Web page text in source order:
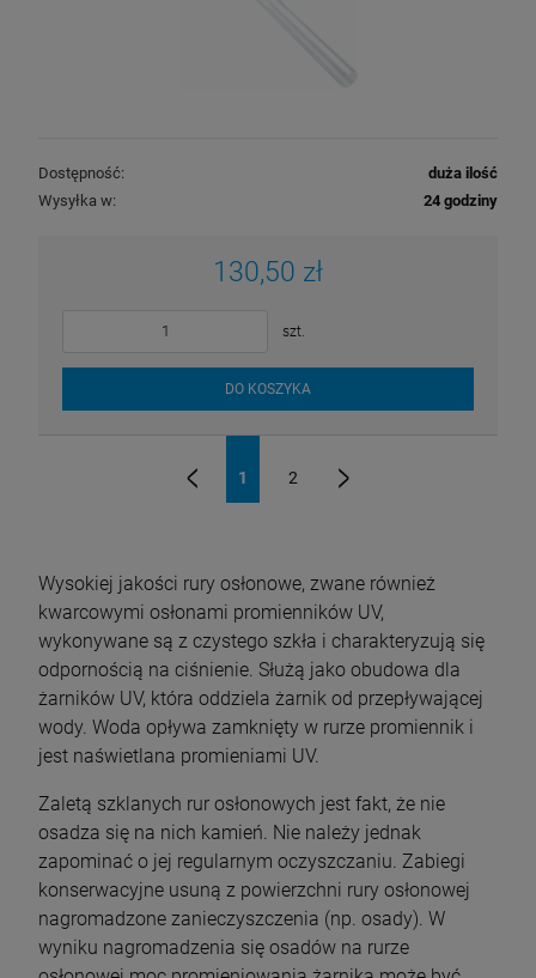
Dostępność:
duża ilość
Wysyłka w:
24 godziny
130,50 zł
szt.
DO KOSZYKA
1 2
Wysokiej jakości rury osłonowe, zwane również
kwarcowymi osłonami promienników UV,
wykonywane są z czystego szkła i charakteryzują się
odpornością na ciśnienie. Służą jako obudowa dla
żarników UV, która oddziela żarnik od przepływającej
wody. Woda opływa zamknięty w rurze promiennik i
jest naświetlana promieniami UV.
Zaletą szklanych rur osłonowych jest fakt, że nie
osadza się na nich kamień. Nie należy jednak
zapominać o jej regularnym oczyszczaniu. Zabiegi
konserwacyjne usuną z powierzchni rury osłonowej
nagromadzone zanieczyszczenia (np. osady). W
wyniku nagromadzenia się osadów na rurze